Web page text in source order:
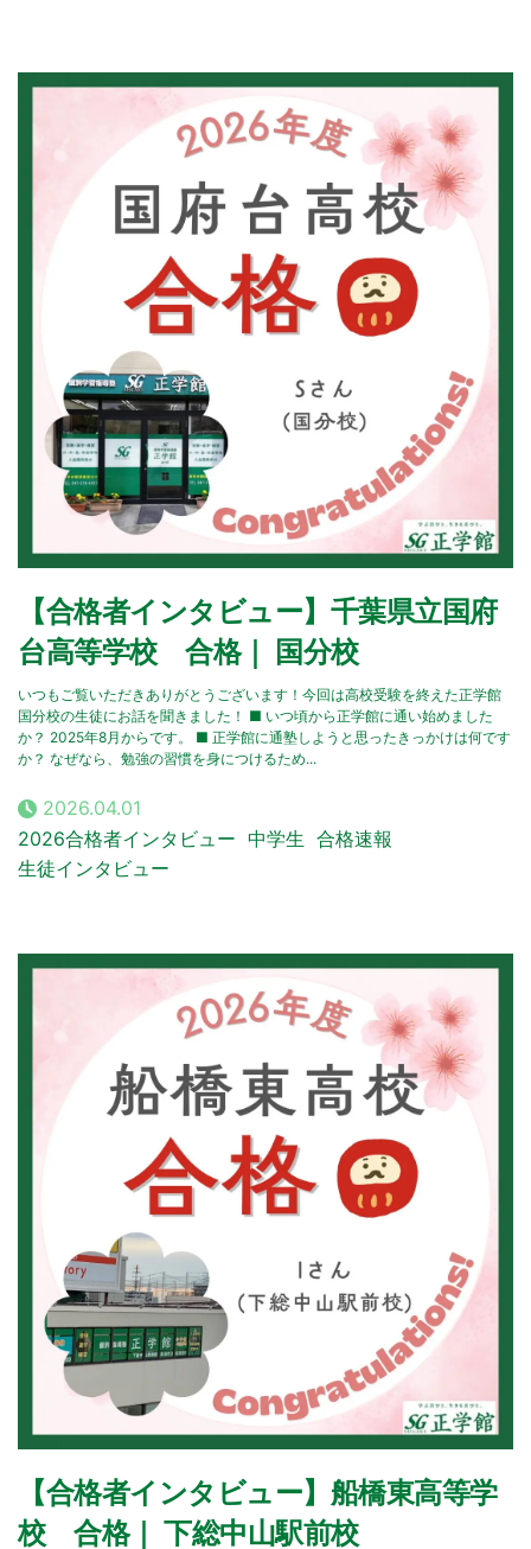
【合格者インタビュー】千葉県立国府
台高等学校 合格｜ 国分校
いつもご覧いただきありがとうございます！今回は高校受験を終えた正学館
国分校の生徒にお話を聞きました！ ■ いつ頃から正学館に通い始めました
か？ 2025年8月からです。 ■ 正学館に通塾しようと思ったきっかけは何です
か？ なぜなら、勉強の習慣を身につけるため...
2026.04.01
2026合格者インタビュー 中学生 合格速報
生徒インタビュー
【合格者インタビュー】船橋東高等学
校 合格｜ 下総中山駅前校